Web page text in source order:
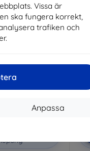
Vissa är
ska fungera korrekt,
trafiken och
Anpassa
-